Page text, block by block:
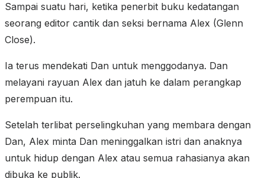
Sampai suatu hari, ketika penerbit buku kedatangan
seorang editor cantik dan seksi bernama Alex (Glenn
Close).
Ia terus mendekati Dan untuk menggodanya. Dan
melayani rayuan Alex dan jatuh ke dalam perangkap
perempuan itu.
Setelah terlibat perselingkuhan yang membara dengan
Dan, Alex minta Dan meninggalkan istri dan anaknya
untuk hidup dengan Alex atau semua rahasianya akan
dibuka ke publik.